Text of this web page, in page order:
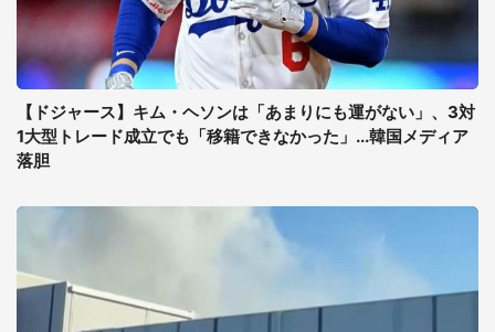
【ドジャース】キム・ヘソンは「あまりにも運がない」、3対
1大型トレード成立でも「移籍できなかった」...韓国メディア
落胆